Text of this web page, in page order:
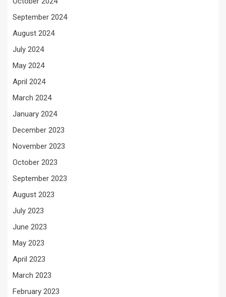
September 2024
August 2024
July 2024
May 2024
April 2024
March 2024
January 2024
December 2023
November 2023
October 2023
September 2023
August 2023
July 2023
June 2023
May 2023
April 2023
March 2023
February 2023